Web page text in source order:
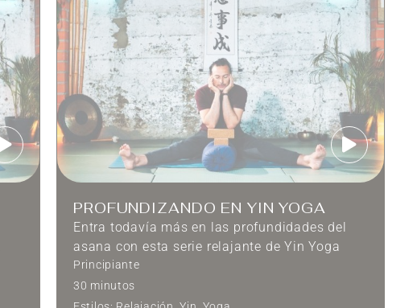
PROFUNDIZANDO EN YIN YOGA
Entra todavía más en las profundidades del
asana con esta serie relajante de Yin Yoga
Principiante
30 minutos